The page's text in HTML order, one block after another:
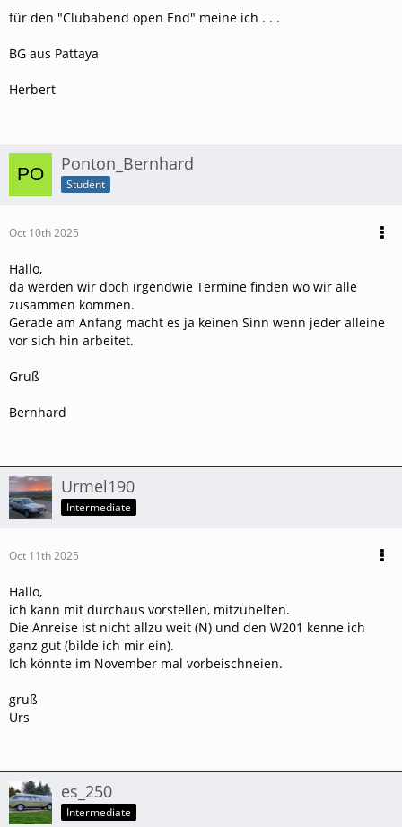
für den "Clubabend open End" meine ich . . .
BG aus Pattaya
Herbert
Ponton_Bernhard
Student
Oct 10th 2025
Hallo,
da werden wir doch irgendwie Termine finden wo wir alle
zusammen kommen.
Gerade am Anfang macht es ja keinen Sinn wenn jeder alleine
vor sich hin arbeitet.
Gruß
Bernhard
Urmel190
Intermediate
Oct 11th 2025
Hallo,
ich kann mit durchaus vorstellen, mitzuhelfen.
Die Anreise ist nicht allzu weit (N) und den W201 kenne ich
ganz gut (bilde ich mir ein).
Ich könnte im November mal vorbeischneien.
gruß
Urs
es_250
Intermediate